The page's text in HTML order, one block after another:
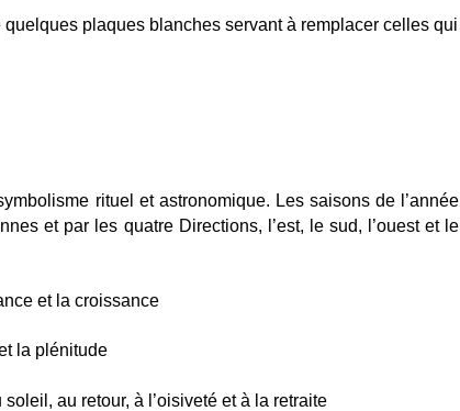
plaques blanches servant à remplacer celles qui
rituel et astronomique. Les saisons de l’année
et par les quatre Directions, l’est, le sud, l’ouest et le
et la croissance
la plénitude
au retour, à l’oisiveté et à la retraite